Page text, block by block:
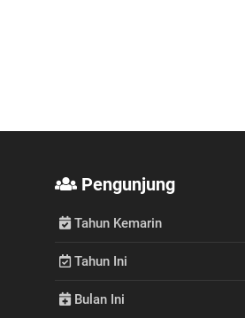
Pengunjung
Tahun Kemarin
Tahun Ini
Bulan Ini